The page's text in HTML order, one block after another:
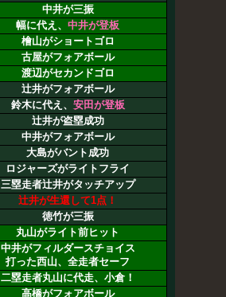
中井が三振
幅に代え、 中井が登板
檜山がショートゴロ
古屋がフォアボール
渡辺がセカンドゴロ
辻井がフォアボール
鈴木に代え、 安田が登板
辻井が盗塁成功
中井がフォアボール
大島がバント成功
ロジャーズがライトフライ
三塁走者辻井がタッチアップ
辻井が生還して1点！
徳竹が三振
丸山がライト前ヒット
中井がフィルダースチョイス
打った西山、全走者セーフ
二塁走者丸山に代走、小倉！
高橋がフォアボール